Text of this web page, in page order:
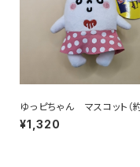
ゆっピちゃん マスコット（
m）
¥1,320